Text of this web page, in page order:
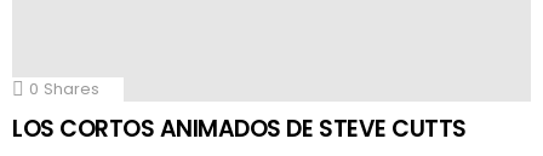
0 Shares
LOS CORTOS ANIMADOS DE STEVE CUTTS